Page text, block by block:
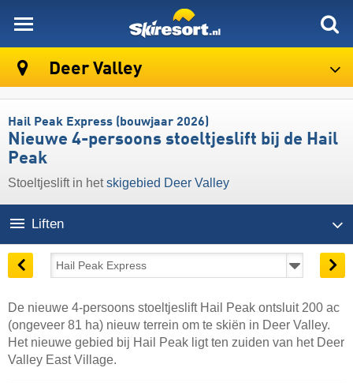
Deer Valley
Hail Peak Express (bouwjaar 2026)
Nieuwe 4-persoons stoeltjeslift bij de Hail
Peak
Stoeltjeslift in hetskigebied Deer Valley
Liften
De nieuwe 4-persoons stoeltjeslift Hail Peak ontsluit 200 ac
(ongeveer 81 ha) nieuw terrein om te skiën in Deer Valley.
Het nieuwe gebied bij Hail Peak ligt ten zuiden van het Deer
Valley East Village.